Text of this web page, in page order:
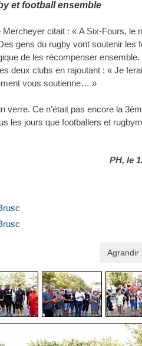
et football ensemble
citait : « A Six-Fours, le
gens du rugby vont soutenir les
de les récompenser
deux clubs en rajoutant : « Je
vous soutienne… »
verre. Ce n’était pas encore la
les jours que footballers et
PH, le
Agrandir